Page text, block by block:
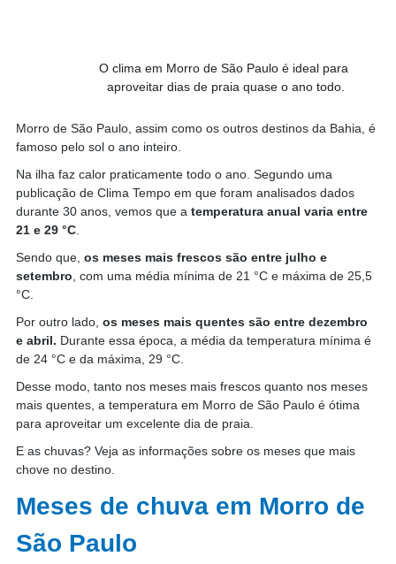
O clima em Morro de São Paulo é ideal para
aproveitar dias de praia quase o ano todo.
Morro de São Paulo, assim como os outros destinos da Bahia, é
famoso pelo sol o ano inteiro.
Na ilha faz calor praticamente todo o ano. Segundo uma
publicação de Clima Tempo em que foram analisados dados
durante 30 anos, vemos que a temperatura anual varia entre
21 e 29 °C
Sendo que, os meses mais frescos são entre julho e
setembro , com uma média mínima de 21 °C e máxima de 25,5
°C.
Por outro lado, os meses mais quentes são entre dezembro
e abril. Durante essa época, a média da temperatura mínima é
de 24 °C e da máxima, 29 °C.
Desse modo, tanto nos meses mais frescos quanto nos meses
mais quentes, a temperatura em Morro de São Paulo é ótima
para aproveitar um excelente dia de praia.
E as chuvas? Veja as informações sobre os meses que mais
chove no destino.
Meses de chuva em Morro de
São Paulo